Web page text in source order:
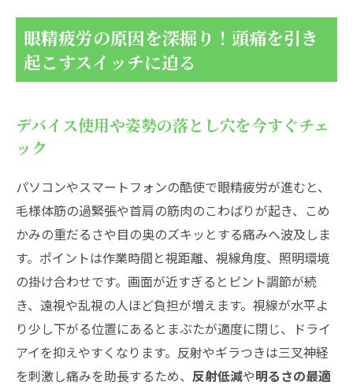
眼精疲労の原因を深掘り！頭痛を引き
起こすスイッチに迫る
デバイス使用や姿勢の落とし穴を今すぐチェ
ック
パソコンやスマートフォンの酷使で眼精疲労が進むと、
毛様体筋の過緊張や首肩の筋肉のこわばりが起き、こめ
かみの重だるさや目の奥のズキッとする痛みへ波及しま
す。ポイントは作業時間と視距離、視線角度、照明環境
の掛け合わせです。画面が近すぎるとピント調節が続
き、遠視や乱視の人ほど負担が増えます。視線が水平よ
り少し下がる位置にあるとまぶたが適度に閉じ、ドライ
アイを抑えやすくなります。反射やギラつきは三叉神経
を刺激し痛みを助長するため、 反射低減や明るさの最適